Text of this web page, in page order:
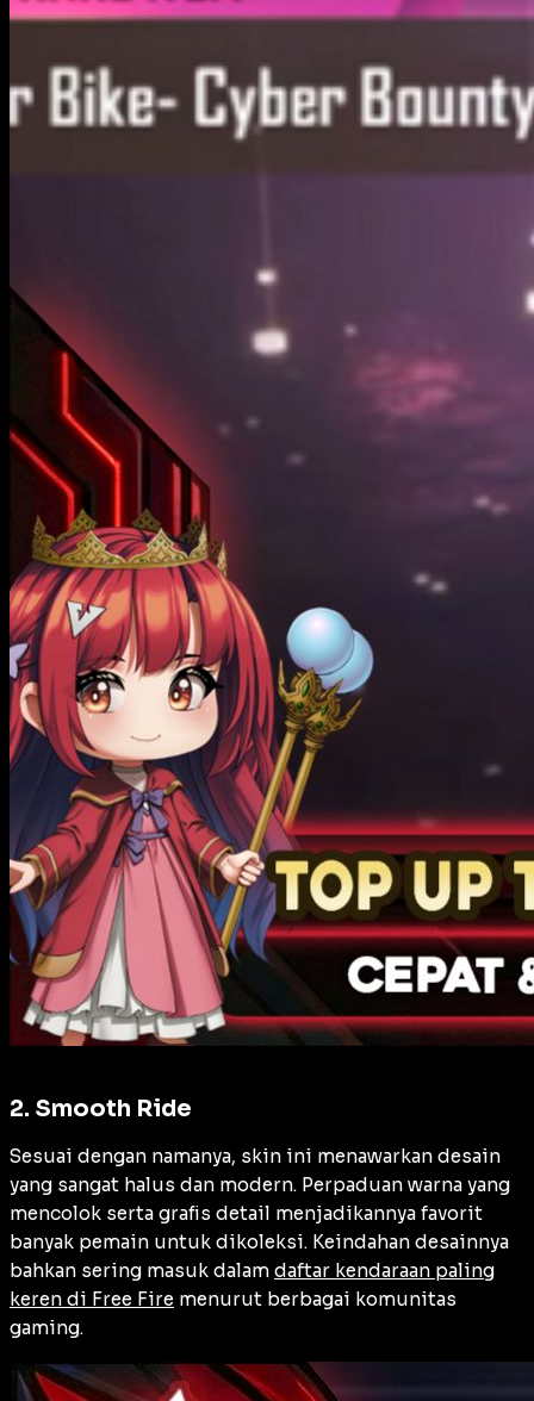
2. Smooth Ride
Sesuai dengan namanya, skin ini menawarkan desain
yang sangat halus dan modern. Perpaduan warna yang
mencolok serta grafis detail menjadikannya favorit
banyak pemain untuk dikoleksi. Keindahan desainnya
bahkan sering masuk dalam daftar kendaraan paling
keren di Free Fire menurut berbagai komunitas
gaming.